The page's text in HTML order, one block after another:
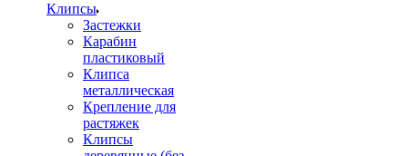
Клипсы
Застежки
Карабин
пластиковый
Клипса
металлическая
Крепление для
растяжек
Клипсы